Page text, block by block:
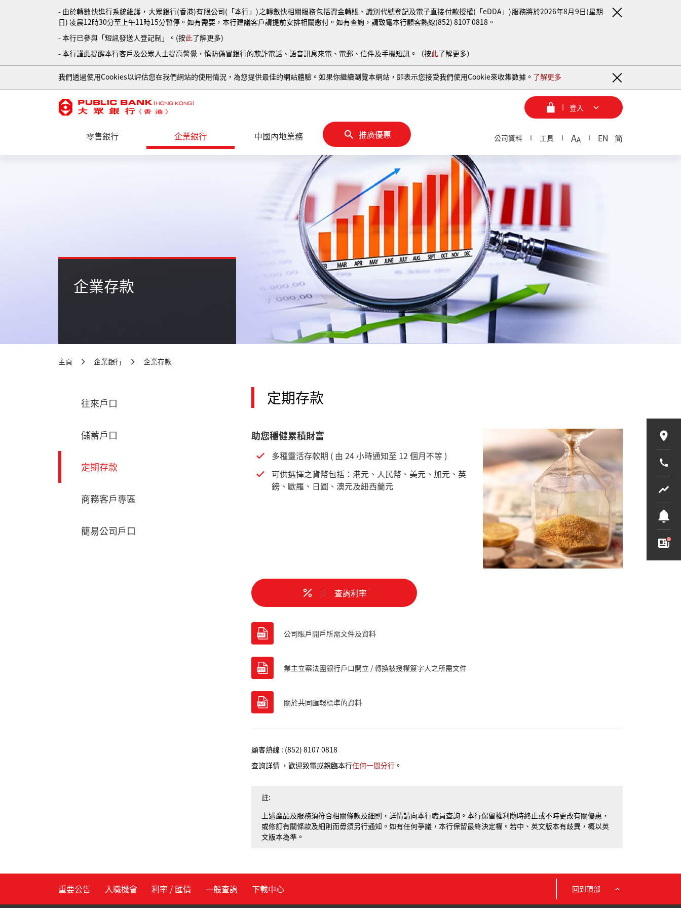
- 由於轉數快進行系統維護，大眾銀行(香港)有限公司(「本行」)之轉數快相關服務包括資金轉賬、識別代號登記及電子直接付款授權(「eDDA」)服務將於2026年8月9日(星期
日) 凌晨12時30分至上午11時15分暫停。如有需要，本行建議客戶請提前安排相關繳付。如有查詢，請致電本行顧客熱線(852) 8107 0818。
- 本行已參與「短訊發送人登記制」。(按此了解更多)
- 本行謹此提醒本行客戶及公眾人士提高警覺，慎防偽冒銀行的欺詐電話、語音訊息來電、電郵、信件及手機短訊。（按此了解更多）
我們透過使用Cookies以評估您在我們網站的使用情況，為您提供最佳的網站體驗。如果你繼續瀏覽本網站，即表示您接受我們使用Cookie來收集數據。 了解更多
登入
零售銀行 企業銀行 中國內地業務 推廣優惠 公司資料 工具 AA EN 简
企業存款
主頁 企業銀行 企業存款
往來戶口
儲蓄戶口
定期存款
商務客戶專區
簡易公司戶口
定期存款
助您穩健累積財富
多種靈活存款期 ( 由 24 小時通知至 12 個月不等 )
可供選擇之貨幣包括：港元、人民幣、美元、加元、英
鎊、歐羅、日圓、澳元及紐西蘭元
查詢利率
公司賬戶開戶所需文件及資料
業主立案法團銀行戶口開立 / 轉換被授權簽字人之所需文件
關於共同匯報標準的資料
顧客熱線 : (852) 8107 0818
查詢詳情 ，歡迎致電或親臨本行任何一間分行 。
註:
上述產品及服務須符合相關條款及細則，詳情請向本行職員查詢。本行保留權利隨時終止或不時更改有關優惠，
或修訂有關條款及細則而毋須另行通知。如有任何爭議，本行保留最終決定權。若中、英文版本有歧異，概以英
文版本為準。
重要公告 入職機會 利率 / 匯價 一般查詢 下載中心 回到頂部